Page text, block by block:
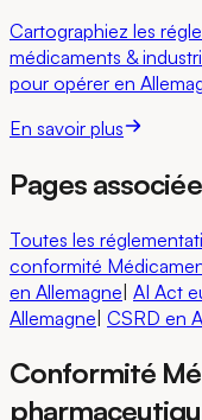
Cartographiez les
médicaments &
pour opérer en
En savoir plus
Pages
Toutes les
conformité
en Allemagne| AI Act
Allemagne| CSRD en
Conformité